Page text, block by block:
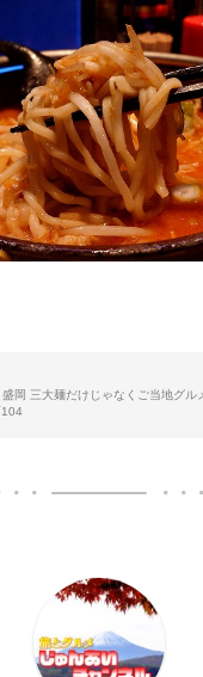
岡 三大麺だけじゃなくご当地グル